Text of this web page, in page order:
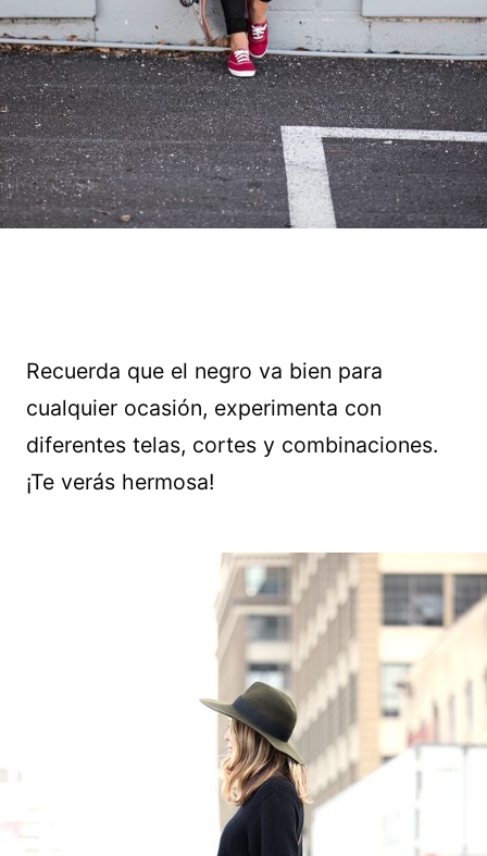
Recuerda que el negro va bien para
cualquier ocasión, experimenta con
diferentes telas, cortes y combinaciones.
¡Te verás hermosa!